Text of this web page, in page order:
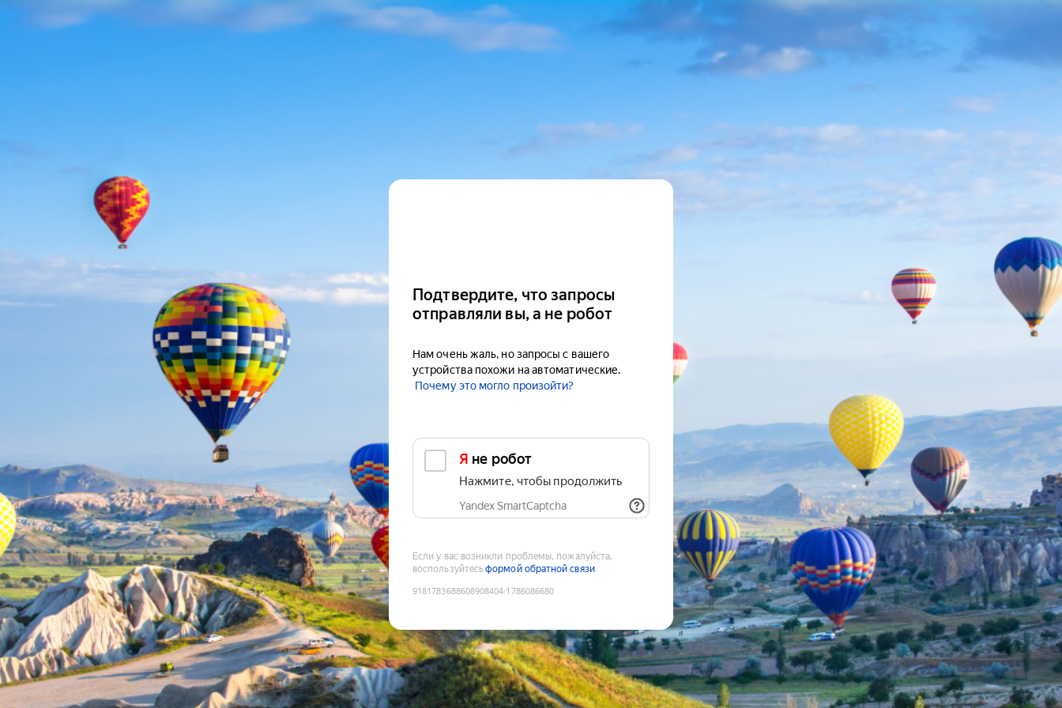
Подтвердите, что запросы
отправляли вы, а не робот
Нам очень жаль, но запросы с вашего
устройства похожи на автоматические.
Почему это могло произойти?
Я не робот
Нажмите, чтобы продолжить
Yandex SmartCaptcha
Если у вас возникли проблемы, пожалуйста,
воспользуйтесьформой обратной связи
9181783688608908404:1786086680